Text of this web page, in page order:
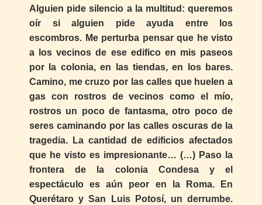
Alguien pide silencio a la multitud: queremos
oír si alguien pide ayuda entre los
escombros. Me perturba pensar que he visto
a los vecinos de ese edifico en mis paseos
por la colonia, en las tiendas, en los bares.
Camino, me cruzo por las calles que huelen a
gas con rostros de vecinos como el mío,
rostros un poco de fantasma, otro poco de
seres caminando por las calles oscuras de la
tragedia. La cantidad de edificios afectados
que he visto es impresionante… (…) Paso la
frontera de la colonia Condesa y el
espectáculo es aún peor en la Roma. En
Querétaro y San Luis Potosí, un derrumbe.